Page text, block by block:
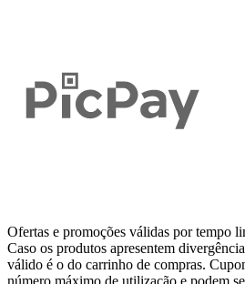
Ofertas e promoções válidas por tempo
Caso os produtos apresentem
válido é o do carrinho de compras.
número máximo de utilização e podem